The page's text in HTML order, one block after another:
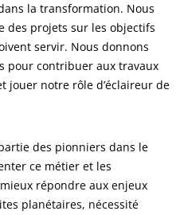
la transformation. Nous
des projets sur les objectifs
servir. Nous donnons
pour contribuer aux travaux
jouer notre rôle d’éclaireur de
des pionniers dans le
ce métier et les
répondre aux enjeux
planétaires, nécessité